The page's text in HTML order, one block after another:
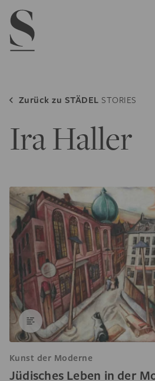
Navigation menu
Zurück zu STÄDEL STORIES
Ira Haller
Kunst der Moderne
Jüdisches Leben in der